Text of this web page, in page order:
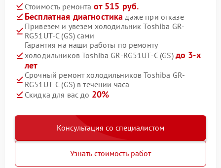
Стоимость ремонта от 515 руб.
Бесплатная диагностика даже при отказе
Привезем и увезем холодильник Toshiba GR-
RG51UT-C (GS) сами
Гарантия на наши работы по ремонту
холодильников Toshiba GR-RG51UT-C (GS) до 3-х
лет
Срочный ремонт холодильников Toshiba GR-
RG51UT-C (GS) в течении часа
Скидка для вас до 20%
Консультация со специалистом
Узнать стоимость работ